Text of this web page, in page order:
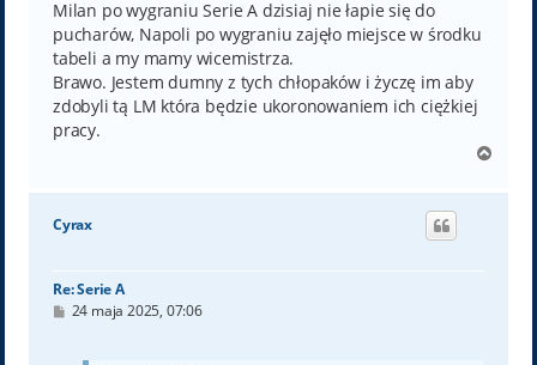
Milan po wygraniu Serie A dzisiaj nie łapie się do
pucharów, Napoli po wygraniu zajęło miejsce w środku
tabeli a my mamy wicemistrza.
Brawo. Jestem dumny z tych chłopaków i życzę im aby
zdobyli tą LM która będzie ukoronowaniem ich ciężkiej
pracy.
g
Cyrax
Re: Serie A
P24 maja 2025, 07:06